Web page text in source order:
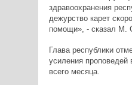
здравоохранения
дежурство карет
помощи», - сказал М.
Глава республики
усиления проповедей
всего месяца.